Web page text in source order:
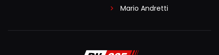
Mario Andretti